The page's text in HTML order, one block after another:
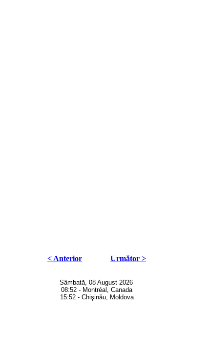
< Anterior Următor >
Sâmbată, 08 August 2026
08:52 - Montréal, Canada
15:52 - Chişinău, Moldova